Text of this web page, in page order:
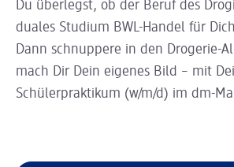
Du überlegst, ob der Beruf des
duales Studium BWL-Handel für
Dann schnuppere in den Drogerie-
mach Dir Dein eigenes Bild – mit
Schülerpraktikum (w/m/d) im dm-